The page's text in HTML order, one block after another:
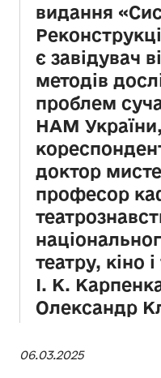
видання
є завідувач
методів
проблем
НАМ
доктор
професор
театру, кіно
І. К.
Олександр
06.03.2025